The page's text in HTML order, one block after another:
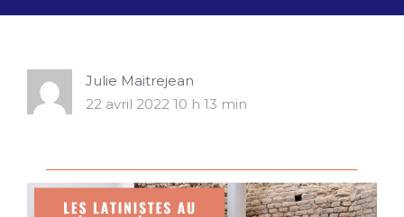
Julie Maitrejean
22 avril 2022 10 h 13 min